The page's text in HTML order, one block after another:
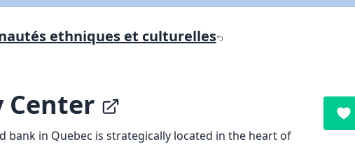
ethniques et culturelles
Center
bank in Quebec is strategically located in the heart of
inclus dans courriel)